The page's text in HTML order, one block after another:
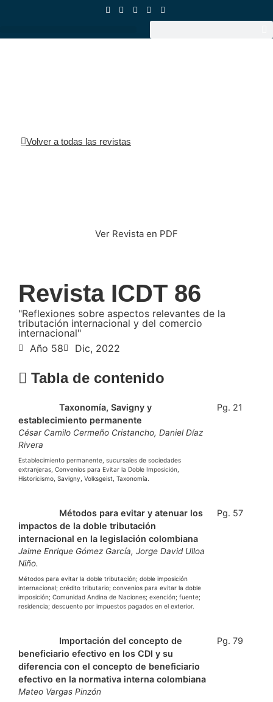
Volver a todas las revistas
Ver Revista en PDF
Revista ICDT 86
"Reflexiones sobre aspectos relevantes de la
tributación internacional y del comercio
internacional"
Año 58
Dic, 2022
Tabla de contenido
Taxonomía, Savigny y
establecimiento permanente
Pg. 21
César Camilo Cermeño Cristancho, Daniel Díaz
Rivera
Establecimiento permanente, sucursales de sociedades
extranjeras, Convenios para Evitar la Doble Imposición,
Historicismo, Savigny, Volksgeist, Taxonomía.
Métodos para evitar y atenuar los
impactos de la doble tributación
internacional en la legislación colombiana
Pg. 57
Jaime Enrique Gómez García, Jorge David Ulloa
Niño.
Métodos para evitar la doble tributación; doble imposición
internacional; crédito tributario; convenios para evitar la doble
imposición; Comunidad Andina de Naciones; exención; fuente;
residencia; descuento por impuestos pagados en el exterior.
Importación del concepto de
beneficiario efectivo en los CDI y su
diferencia con el concepto de beneficiario
efectivo en la normativa interna colombiana
Pg. 79
Mateo Vargas Pinzón